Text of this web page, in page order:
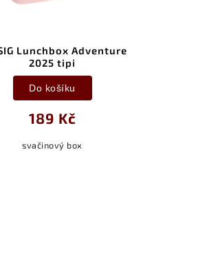
Lunchbox Adventure
2025 tipi
189 Kč
Do košíku
svačinový box